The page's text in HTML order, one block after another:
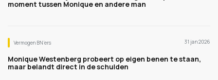
moment tussen Monique en andere man
Vermogen BN’ers 31 jan 2026
Monique Westenberg probeert op eigen benen te staan,
maar belandt direct in de schulden